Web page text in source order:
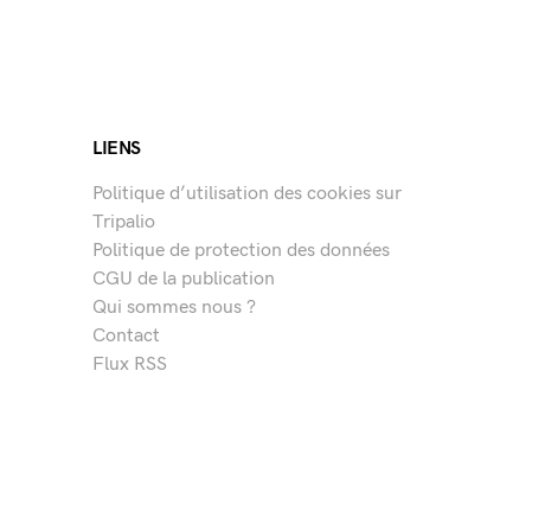
LIENS
Politique d’utilisation des cookies sur
Tripalio
Politique de protection des données
CGU de la publication
Qui sommes nous ?
Contact
Flux RSS